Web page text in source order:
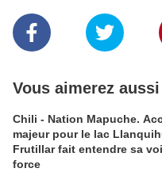
Vous aimerez aussi
Chili - Nation Mapuche.
majeur pour le lac
Frutillar fait entendre sa
force